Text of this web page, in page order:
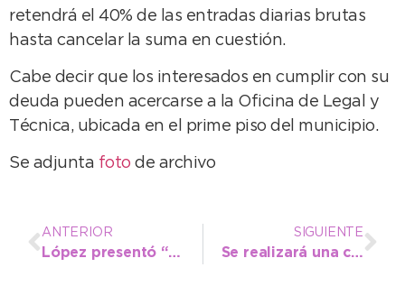
retendrá el 40% de las entradas diarias brutas
hasta cancelar la suma en cuestión.
Cabe decir que los interesados en cumplir con su
deuda pueden acercarse a la Oficina de Legal y
Técnica, ubicada en el prime piso del municipio.
Se adjunta foto de archivo
ANTERIOR
López presentó “Tarjeta Joven”, un nuevo beneficio para los estudiantes del Distrito
SIGUIENTE
Se realizará una capacitación para asociaciones civiles